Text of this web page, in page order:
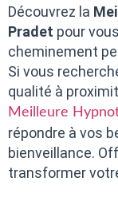
Découvrez la
Pradet pour
cheminement
Si vous
qualité à
Meilleure
répondre à vos
bienveillance.
transformer